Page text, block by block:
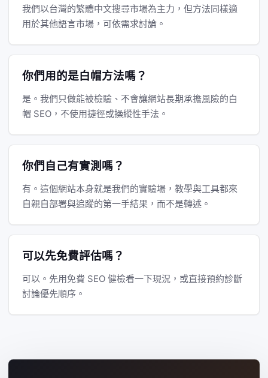
我們以台灣的繁體中文搜尋市場為主力，但方法同樣適
用於其他語言市場，可依需求討論。
你們用的是白帽方法嗎？
是。我們只做能被檢驗、不會讓網站長期承擔風險的白
帽 SEO，不使用捷徑或操縱性手法。
你們自己有實測嗎？
有。這個網站本身就是我們的實驗場，教學與工具都來
自親自部署與追蹤的第一手結果，而不是轉述。
可以先免費評估嗎？
可以。先用免費 SEO 健檢看一下現況，或直接預約診斷
討論優先順序。